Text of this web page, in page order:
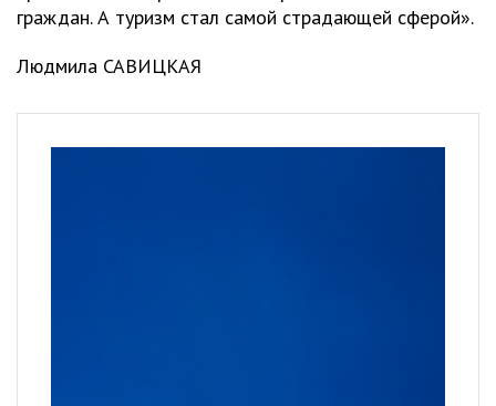
граждан. А туризм стал самой страдающей сферой».
Людмила САВИЦКАЯ